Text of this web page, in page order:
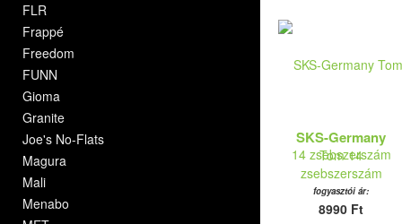
FLR
Frappé
Freedom
FUNN
Gioma
Granite
Joe's No-Flats
Magura
Mali
Menabo
SKS-Germany
Tom 14
zsebszerszám
fogyasztói ár:
8990 Ft